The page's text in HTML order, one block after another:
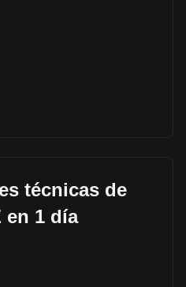
técnicas de
en 1 día